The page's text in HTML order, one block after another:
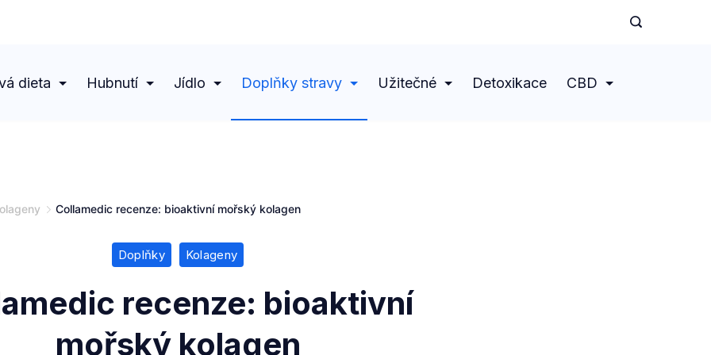
dieta Hubnutí Jídlo Doplňky stravy Užitečné Detoxikace CBD
Collamedic recenze: bioaktivní mořský kolagen
Doplňky Kolageny
recenze: bioaktivní
mořský kolagen